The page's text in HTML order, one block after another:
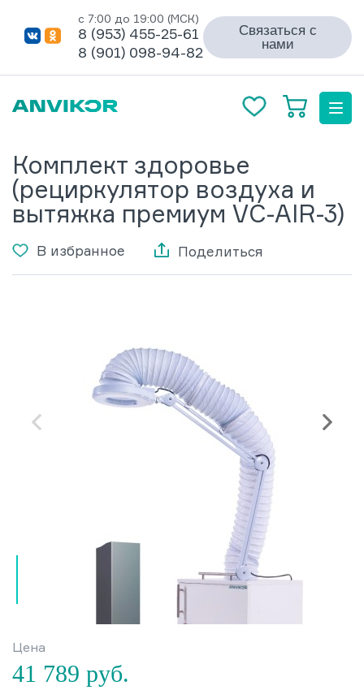
с 7:00 до 19:00 (МСК)
8 (953) 455-25-61
8 (901) 098-94-82
Связаться с
нами
Комплект здоровье
(рециркулятор воздуха и
вытяжка премиум VC-AIR-3)
В избранное Поделиться
Цена
41 789 руб.